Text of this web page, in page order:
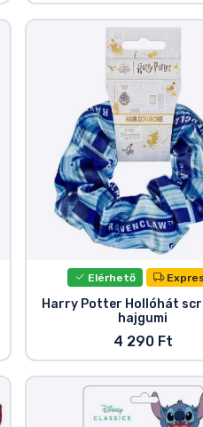
Elérhető
Harry Potter Hollóhát
hajgumi
4 290 Ft